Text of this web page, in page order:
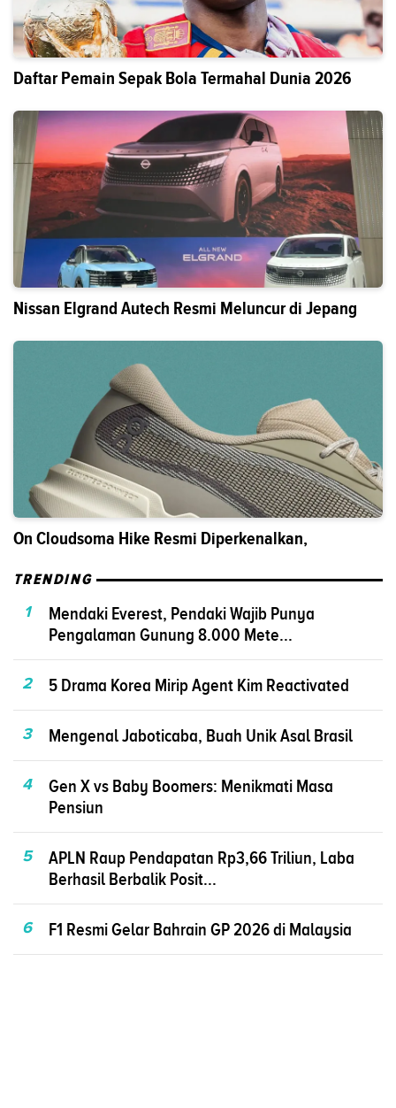
Daftar Pemain Sepak Bola Termahal Dunia 2026
Nissan Elgrand Autech Resmi Meluncur di Jepang
On Cloudsoma Hike Resmi Diperkenalkan,
TRENDING
1
Mendaki Everest, Pendaki Wajib Punya
Pengalaman Gunung 8.000 Mete...
2 5 Drama Korea Mirip Agent Kim Reactivated
3 Mengenal Jaboticaba, Buah Unik Asal Brasil
4
Gen X vs Baby Boomers: Menikmati Masa
Pensiun
5
APLN Raup Pendapatan Rp3,66 Triliun, Laba
Berhasil Berbalik Posit...
6 F1 Resmi Gelar Bahrain GP 2026 di Malaysia